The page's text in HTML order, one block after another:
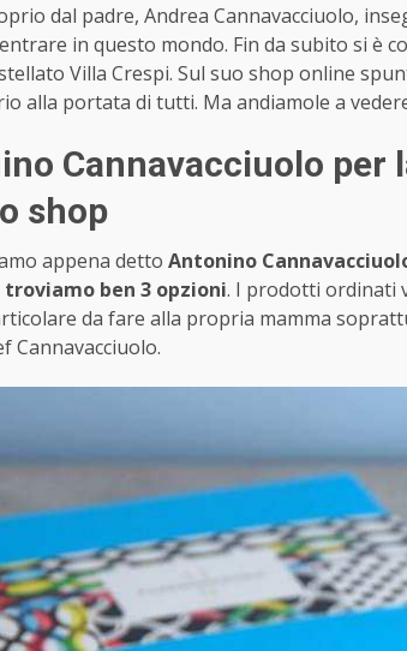
dal padre, Andrea Cannavacciuolo,
in questo mondo. Fin da subito si è
Villa Crespi. Sul suo shop online
alla portata di tutti. Ma andiamole a
Cannavacciuolo per
shop
appena detto Antonino
ben 3 opzioni. I prodotti ordinati
da fare alla propria mamma
Cannavacciuolo.